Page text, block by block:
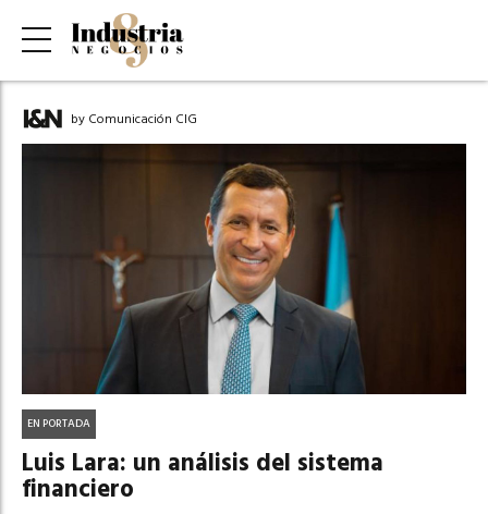
by Comunicación CIG
EN PORTADA
Luis Lara: un análisis del sistema
financiero